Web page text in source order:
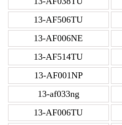
13-AF506TU
13-AF006NE
13-AF514TU
13-AF001NP
13-af033ng
13-AF006TU